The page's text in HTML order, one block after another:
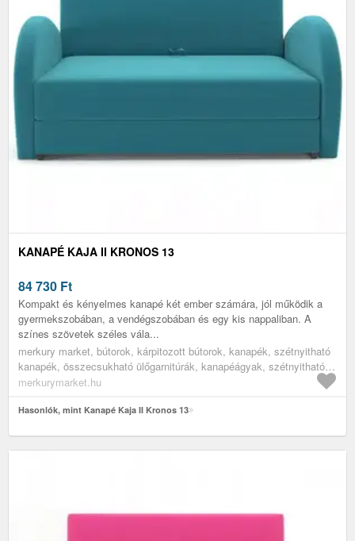
KANAPÉ KAJA II KRONOS 13
84 730 Ft
Kompakt és kényelmes kanapé két ember számára, jól működik a
gyermekszobában, a vendégszobában és egy kis nappaliban. A
színes szövetek széles vála...
merkury market, bútorok, kárpitozott bútorok, kanapék, szétnyitható
kanapék, összecsukható ülőgarnitúrák, kanapéágyak, szétnyitható
kanapék alvásra, kinyitható kanapé, kétszemélyes szétnyitható
bútorok, ifjúsági heverők
merkurymarket.hu
Hasonlók, mint Kanapé Kaja II Kronos 13